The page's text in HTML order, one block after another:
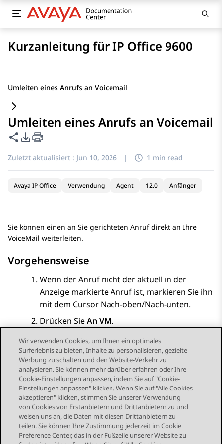
Kurzanleitung für IP Office 9600
Umleiten eines Anrufs an Voicemail
Umleiten eines Anrufs an Voicemail
Diese Seite teilen
PDF-Exportoptionen
Zuletzt aktualisiert : Jun 10, 2026 | 1 min read
Avaya IP Office Verwendung Agent 12.0 Anfänger
Sie können einen an Sie gerichteten Anruf direkt an Ihre
VoiceMail weiterleiten.
Vorgehensweise
Wenn der Anruf nicht der aktuell in der
Anzeige markierte Anruf ist, markieren Sie ihn
mit dem Cursor Nach-oben/Nach-unten.
Drücken SieAn VM.
Send Feedback
Themennavigation
Vorheriges Thema Nächstes Thema
Wir verwenden Cookies, um Ihnen ein optimales
Surferlebnis zu bieten, Inhalte zu personalisieren, gezielte
Werbung zu schalten und den Website-Verkehr zu
analysieren. Sie können mehr darüber erfahren oder Ihre
Cookie-Einstellungen anpassen, indem Sie auf "Cookie-
Einstellungen anpassen" klicken. Wenn Sie auf "Alle Cookies
akzeptieren" klicken, stimmen Sie unserer Verwendung
von Cookies von Erstanbietern und Drittanbietern zu und
weisen uns an, die Daten mit diesen Drittanbietern zu
teilen. Sie können Ihre Zustimmung jederzeit im Cookie
Preference Center, das in der Fußzeile unserer Website zu